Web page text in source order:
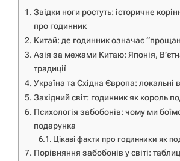
Звідки ноги ростуть: історичне
про годинник
Китай: де годинник означає
Азія за межами Китаю: Японія,
традиції
Україна та Східна Європа: локальні
Західний світ: годинник як король
Психологія забобонів: чому ми
подарунка
Цікаві факти про годинники як
Порівняння забобонів у світі: